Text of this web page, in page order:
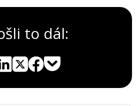
to dál: